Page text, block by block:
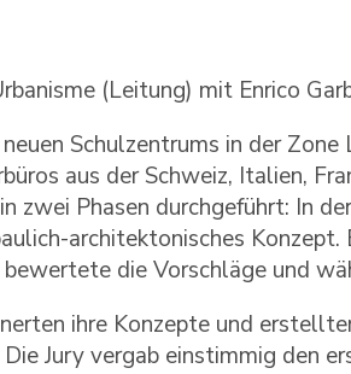
(Leitung) mit Enrico
Schulzentrums in der Zone
aus der Schweiz, Italien,
zwei Phasen durchgeführt: In
architektonisches Konzept.
die Vorschläge und
ihre Konzepte und
Jury vergab einstimmig den